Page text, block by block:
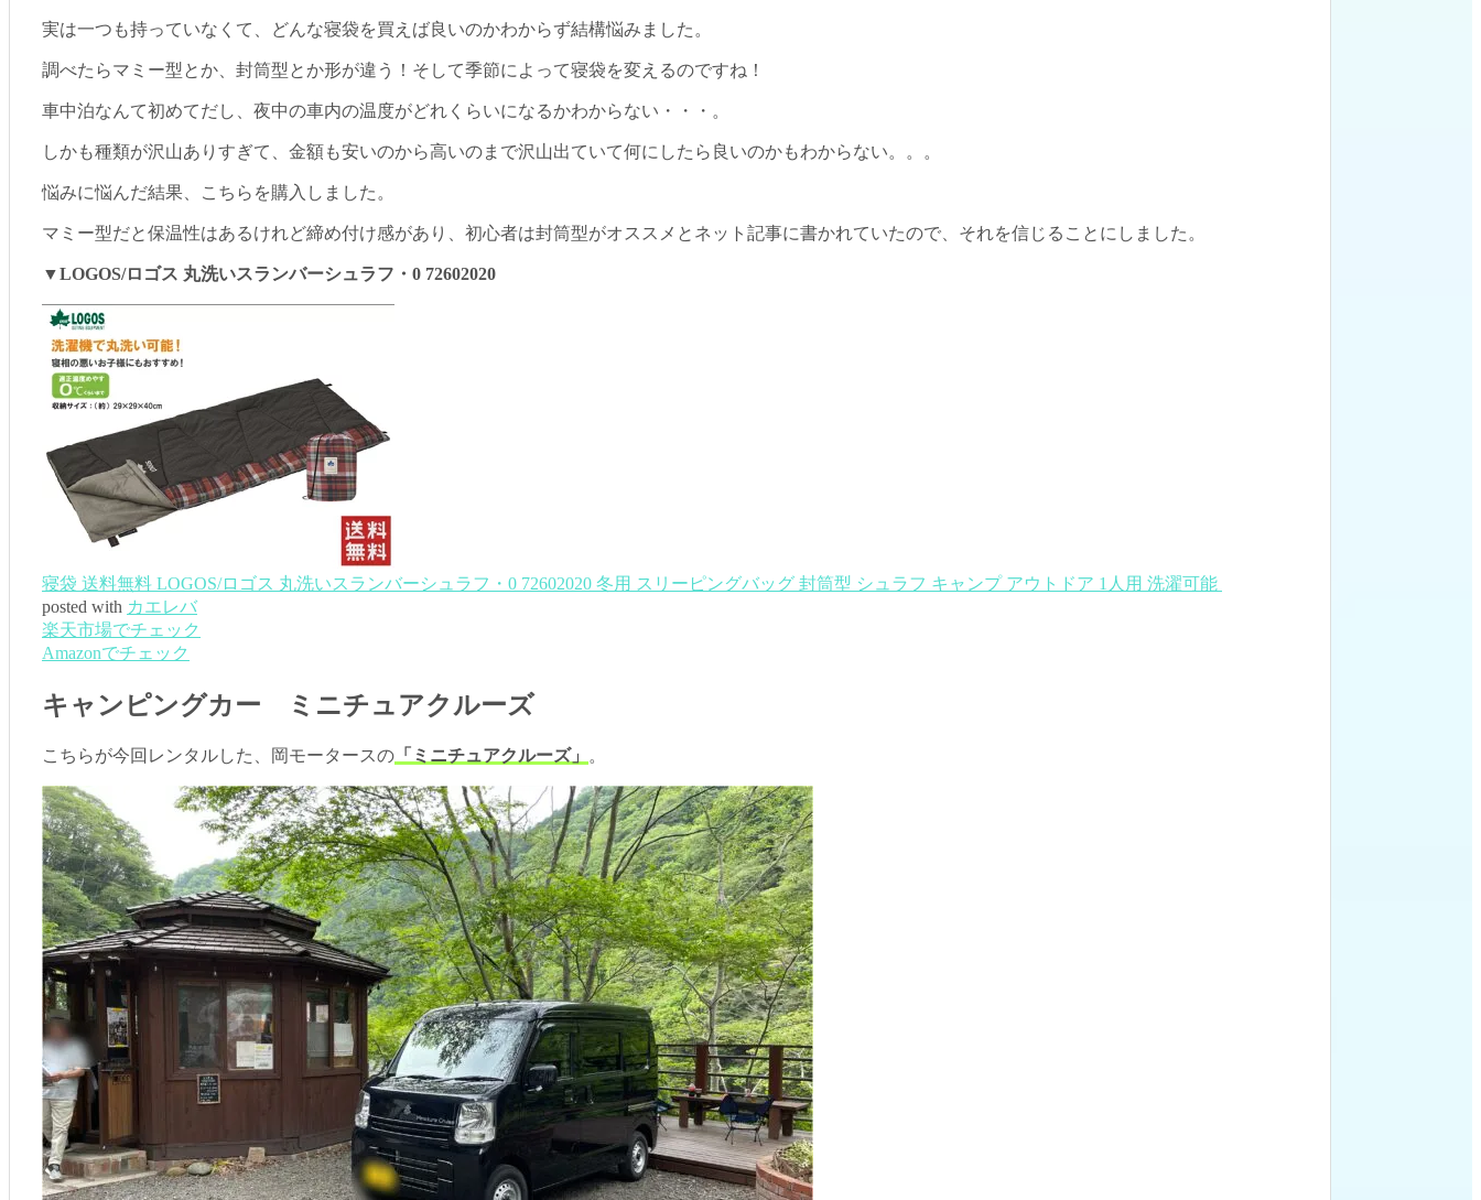
実は一つも持っていなくて、どんな寝袋を買えば良いのかわからず結構悩みました。
調べたらマミー型とか、封筒型とか形が違う！そして季節によって寝袋を変えるのですね！
車中泊なんて初めてだし、夜中の車内の温度がどれくらいになるかわからない・・・。
しかも種類が沢山ありすぎて、金額も安いのから高いのまで沢山出ていて何にしたら良いのかもわからない。。。
悩みに悩んだ結果、こちらを購入しました。
マミー型だと保温性はあるけれど締め付け感があり、初心者は封筒型がオススメとネット記事に書かれていたので、それを信じることにしました。
▼LOGOS/ロゴス 丸洗いスランバーシュラフ・0 72602020
寝袋 送料無料 LOGOS/ロゴス 丸洗いスランバーシュラフ・0 72602020 冬用 スリーピングバッグ 封筒型 シュラフ キャンプ アウトドア 1人用 洗濯可能
posted with カエレバ
楽天市場でチェック
Amazonでチェック
キャンピングカー ミニチュアクルーズ
こちらが今回レンタルした、岡モータースの 「ミニチュアクルーズ」 。